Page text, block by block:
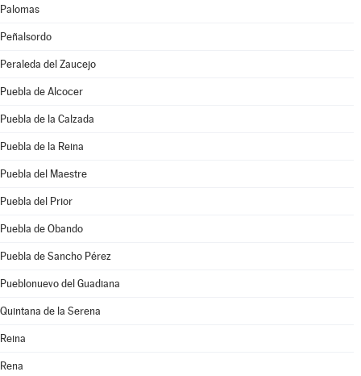
Palomas
Peñalsordo
Peraleda del Zaucejo
Puebla de Alcocer
Puebla de la Calzada
Puebla de la Reina
Puebla del Maestre
Puebla del Prior
Puebla de Obando
Puebla de Sancho Pérez
Pueblonuevo del Guadiana
Quintana de la Serena
Reina
Rena